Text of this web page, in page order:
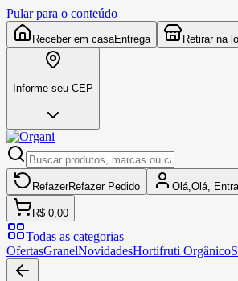
Pular para o conteúdo
Receber em casaEntrega Retirar na
Informe seu CEP
RefazerRefazer Pedido Olá, Olá,
R$ 0,00
Todas as categorias
OfertasGranelNovidadesHortifruti Orgânico